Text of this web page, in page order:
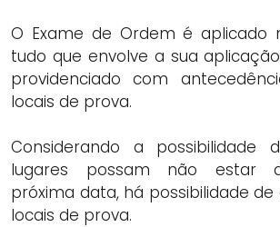
O Exame de Ordem é aplicado
tudo que envolve a sua
providenciado com
locais de prova.
Considerando a possibilidade
lugares possam não estar
próxima data, há possibilidade
locais de prova.